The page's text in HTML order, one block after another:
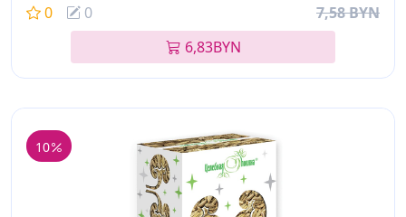
0 0
7,58 BYN
6,83BYN
10